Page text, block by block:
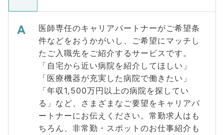
医師専任のキャリアパートナーがご希望条
件などをおうかがいし、ご希望にマッチし
たご入職先をご紹介するサービスです。
「自宅から近い病院を紹介してほしい」
「医療機器が充実した病院で働きたい」
「年収1,500万円以上の病院を探してい
る」など、さまざまなご要望をキャリアパ
ートナーにお伝えください。常勤求人はも
ちろん、非常勤・スポットのお仕事紹介も